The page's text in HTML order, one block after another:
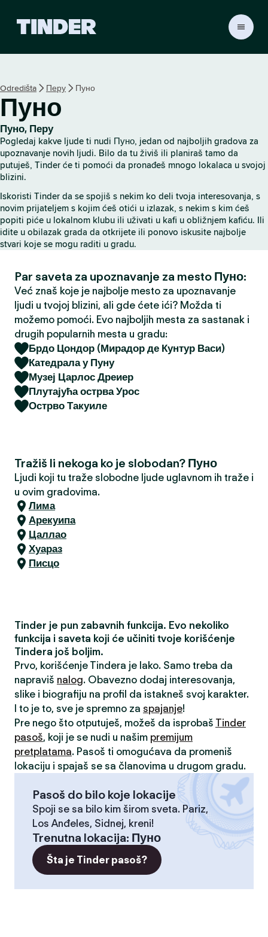
e
t
n
t
r
a
n
a
Odredišta Перу Пуно
Пуно
Пуно, Перу
Pogledaj kakve ljude ti nudi Пуно, jedan od najboljih gradova za
upoznavanje novih ljudi. Bilo da tu živiš ili planiraš tamo da
putuješ, Tinder će ti pomoći da pronađeš mnogo lokalaca u svojoj
blizini.
Iskoristi Tinder da se spojiš s nekim ko deli tvoja interesovanja, s
novim prijateljem s kojim ćeš otići u izlazak, s nekim s kim ćeš
popiti piće u lokalnom klubu ili uživati u kafi u obližnjem kafiću. Ili
idite u obilazak grada da otkrijete ili ponovo iskusite najbolje
stvari koje se mogu raditi u gradu.
Par saveta za upoznavanje za mesto Пуно:
Već znaš koje je najbolje mesto za upoznavanje
ljudi u tvojoj blizini, ali gde ćete ići? Možda ti
možemo pomoći. Evo najboljih mesta za sastanak i
drugih popularnih mesta u gradu:
Брдо Цондор (Мирадор де Кунтур Васи)
Катедрала у Пуну
Музеј Царлос Дреиер
Плутајућа острва Урос
Острво Такуиле
Tražiš li nekoga ko je slobodan? Пуно
Ljudi koji tu traže slobodne ljude uglavnom ih traže i
u ovim gradovima.
Лима
Арекуипа
Цаллао
Хуараз
Писцо
Tinder je pun zabavnih funkcija. Evo nekoliko
funkcija i saveta koji će učiniti tvoje korišćenje
Tindera još boljim.
Prvo, korišćenje Tindera je lako. Samo treba da
napraviš nalog. Obavezno dodaj interesovanja,
slike i biografiju na profil da istakneš svoj karakter.
I to je to, sve je spremno za spajanje!
Pre nego što otputuješ, možeš da isprobaš Tinder
pasoš, koji je se nudi u našim premijum
pretplatama. Pasoš ti omogućava da promeniš
lokaciju i spajaš se sa članovima u drugom gradu.
Pasoš do bilo koje lokacije
Spoji se sa bilo kim širom sveta. Pariz,
Los Anđeles, Sidnej, kreni!
Trenutna lokacija: Пуно
Šta je Tinder pasoš?